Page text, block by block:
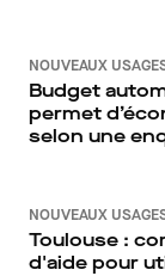
NOUVEAUX
Budget
permet
selon une
NOUVEAUX
Toulouse :
d'aide pour